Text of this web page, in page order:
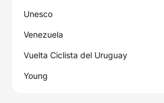
Unesco
Venezuela
Vuelta Ciclista del Uruguay
Young